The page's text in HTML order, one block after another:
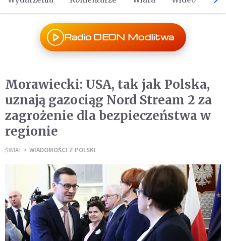
Radio DEON Modlitwa
Morawiecki: USA, tak jak Polska,
uznają gazociąg Nord Stream 2 za
zagrożenie dla bezpieczeństwa w
regionie
ŚWIAT WIADOMOŚCI Z POLSKI